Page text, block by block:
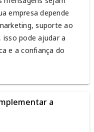
empresa depende
suporte ao
pode ajudar a
e a confiança do
a